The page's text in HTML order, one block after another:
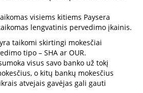
visiems kitiems Paysera
lengvatinis pervedimo įkainis.
taikomi skirtingi mokesčiai
tipo – SHA ar OUR.
visus savo banko už tokį
o kitų bankų mokesčius
atvejais gavėjas gali gauti